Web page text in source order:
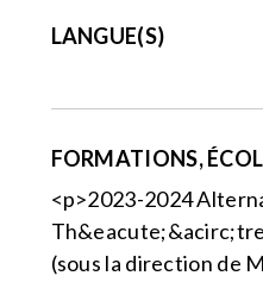
LANGUE(S)
FORMATIONS,
<p>2023-2024
(sous la direction de